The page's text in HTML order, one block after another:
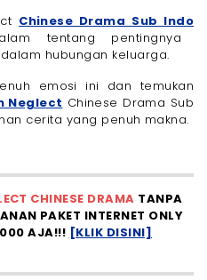
Chinese Drama Sub Indo
tentang pentingnya
hubungan keluarga.
emosi ini dan temukan
Neglect Chinese Drama Sub
cerita yang penuh makna.
CHINESE DRAMA TANPA
PAKET INTERNET ONLY
AJA!!! [KLIK DISINI]